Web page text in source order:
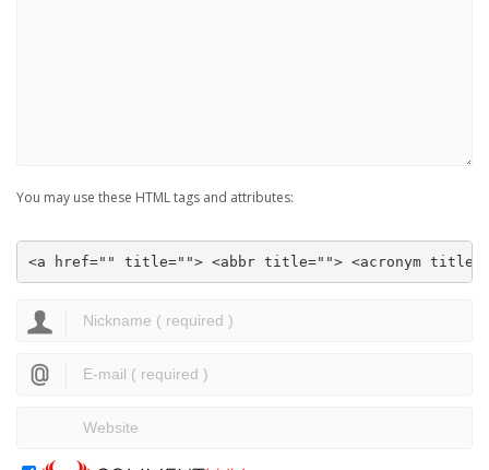
You may use these HTML tags and attributes:
<a href="" title=""> <abbr title=""> <acronym